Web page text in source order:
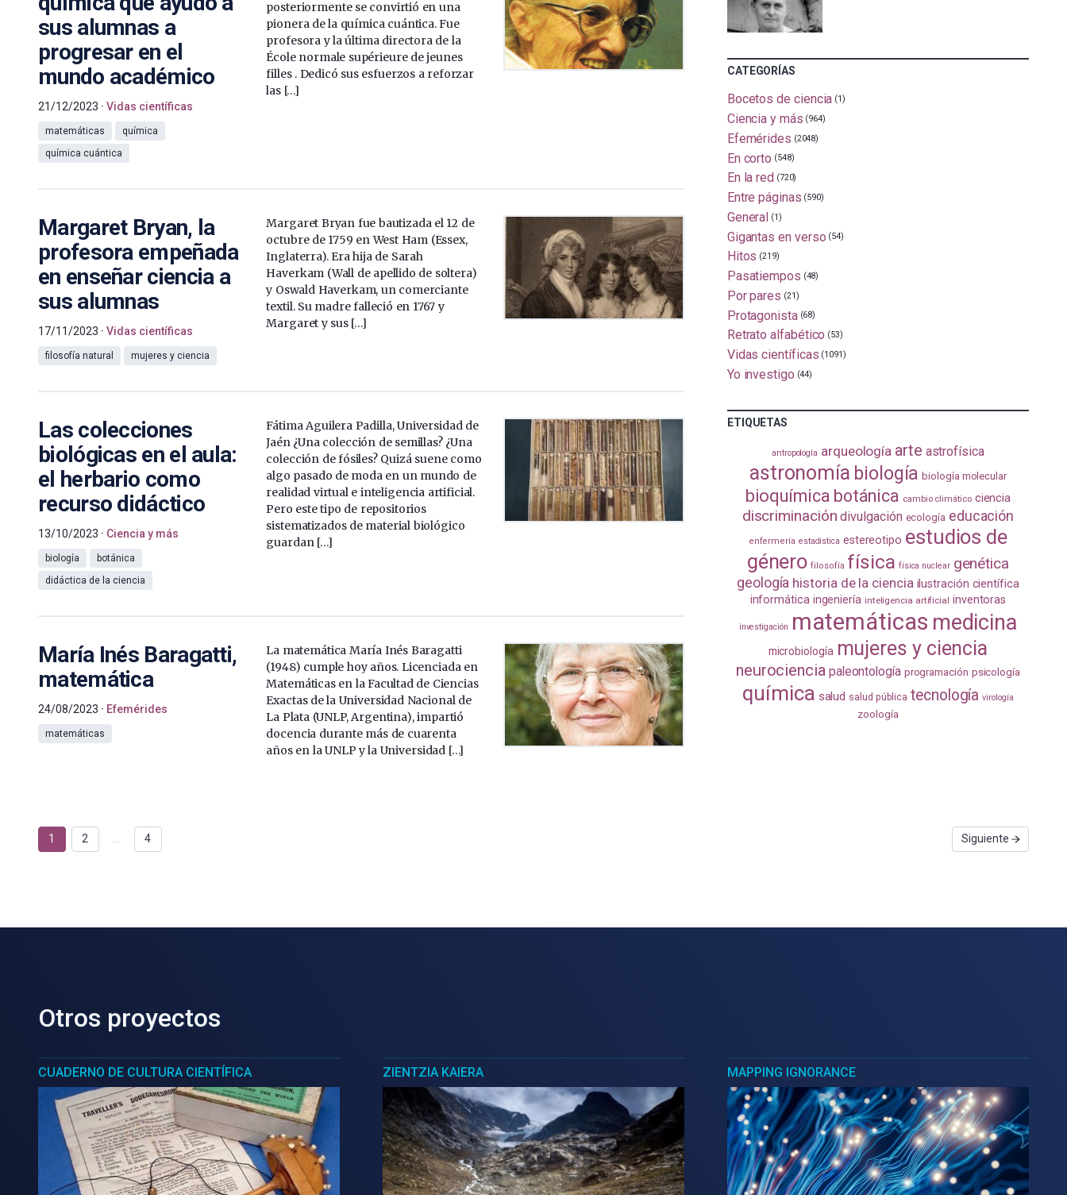
sus alumnas a
progresar en el
mundo académico
21/12/2023 Vidas científicas
matemáticas
química
química cuántica
posteriormente se convirtió en una
pionera de la química cuántica. Fue
profesora y la última directora de la
École normale supérieure de jeunes
filles . Dedicó sus esfuerzos a reforzar
las […]
Margaret Bryan, la
profesora empeñada
en enseñar ciencia a
sus alumnas
17/11/2023 Vidas científicas
filosofía natural mujeres y ciencia
Margaret Bryan fue bautizada el 12 de
octubre de 1759 en West Ham (Essex,
Inglaterra). Era hija de Sarah
Haverkam (Wall de apellido de soltera)
y Oswald Haverkam, un comerciante
textil. Su madre falleció en 1767 y
Margaret y sus […]
Las colecciones
biológicas en el aula:
el herbario como
recurso didáctico
13/10/2023 Ciencia y más
biología
botánica
didáctica de la ciencia
Fátima Aguilera Padilla, Universidad de
Jaén ¿Una colección de semillas? ¿Una
colección de fósiles? Quizá suene como
algo pasado de moda en un mundo de
realidad virtual e inteligencia artificial.
Pero este tipo de repositorios
sistematizados de material biológico
guardan […]
María Inés Baragatti,
matemática
24/08/2023 Efemérides
matemáticas
La matemática María Inés Baragatti
(1948) cumple hoy años. Licenciada en
Matemáticas en la Facultad de Ciencias
Exactas de la Universidad Nacional de
La Plata (UNLP, Argentina), impartió
docencia durante más de cuarenta
años en la UNLP y la Universidad […]
Siguiente
1 2 … 4
CATEGORÍAS
Bocetos de ciencia (1)
Ciencia y más (964)
Efemérides (2048)
En corto (548)
En la red (720)
Entre páginas (590)
General (1)
Gigantas en verso (54)
Hitos (219)
Pasatiempos (48)
Por pares (21)
Protagonista (68)
Retrato alfabético (53)
Vidas científicas (1091)
Yo investigo (44)
ETIQUETAS
antropología arqueología arte astrofísica
astronomía biología biología molecular
bioquímica botánica cambio climático ciencia
discriminación divulgación ecología educación
enfermería estadistica estereotipo estudios de
género filosofía física física nuclear genética
geología historia de la ciencia ilustración científica
informática ingeniería inteligencia artificial inventoras
investigación matemáticas medicina
microbiología mujeres y ciencia
neurociencia paleontología programación psicología
química salud salud pública tecnología virología
zoología
Otros proyectos
CUADERNO DE CULTURA CIENTÍFICA ZIENTZIA KAIERA MAPPING IGNORANCE